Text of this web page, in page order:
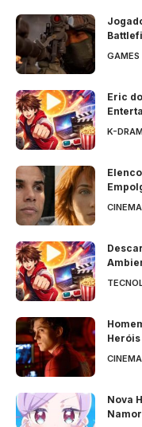
GAMES
Eric
K-
CINEMA
Heróis
CINEMA
Nova